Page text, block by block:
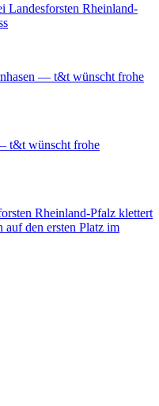
Landes­forsten Rheinland-
— t&t wünscht frohe
t&t wünscht frohe
Rheinland-Pfalz klettert
auf den ersten Platz im